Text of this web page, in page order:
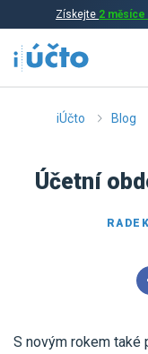
Získejte 2 měsíce
iÚčto Blog
Účetní
S novým rokem také